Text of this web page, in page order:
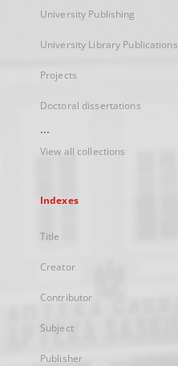
University Publishing
University Library Publications
Projects
Doctoral dissertations
...
View all collections
Indexes
Title
Creator
Contributor
Subject
Publisher